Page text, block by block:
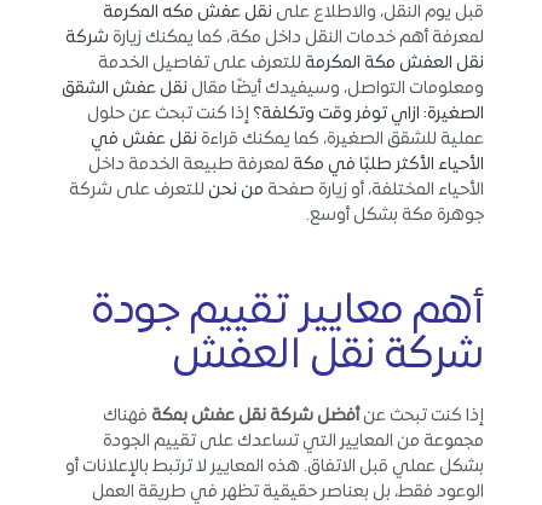
قبل يوم النقل، والاطلاع على نقل عفش مكه المكرمة
لمعرفة أهم خدمات النقل داخل مكة، كما يمكنك زيارة شركة
نقل العفش مكة المكرمة للتعرف على تفاصيل الخدمة
ومعلومات التواصل، وسيفيدك أيضًا مقال نقل عفش الشقق
الصغيرة: ازاي توفر وقت وتكلفة؟ إذا كنت تبحث عن حلول
عملية للشقق الصغيرة، كما يمكنك قراءة نقل عفش في
الأحياء الأكثر طلبًا في مكة لمعرفة طبيعة الخدمة داخل
الأحياء المختلفة، أو زيارة صفحة من نحن للتعرف على شركة
جوهرة مكة بشكل أوسع.
أهم معايير تقييم جودة
شركة نقل العفش
إذا كنت تبحث عنأفضل شركة نقل عفش بمكة فهناك
مجموعة من المعايير التي تساعدك على تقييم الجودة
بشكل عملي قبل الاتفاق. هذه المعايير لا ترتبط بالإعلانات أو
الوعود فقط، بل بعناصر حقيقية تظهر في طريقة العمل